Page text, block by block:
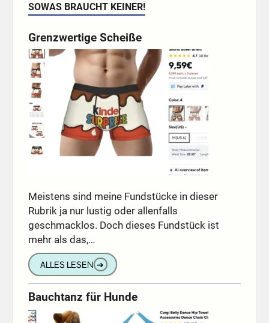
SOWAS BRAUCHT KEINER!
Grenzwertige Scheiße
Meistens sind meine Fundstücke in dieser
Rubrik ja nur lustig oder allenfalls
geschmacklos. Doch dieses Fundstück ist
mehr als das,…
ALLES LESEN ➔
Bauchtanz für Hunde